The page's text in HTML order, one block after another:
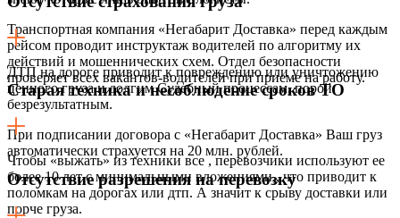
Транспортная компания «Негабарит Доставка» перед каждым
рейсом проводит инструктаж водителей по алгоритму их
действий и мошеннических схем. Отдел безопасности
проверяет всех вакантов-водителей при приеме на работу.
ДТП на дороге приводит к повреждению или уничтожению
ценного груза и долгим Судебный процессам, порой
безрезультатным.
При подписании договора с «Негабарит Доставка» Ваш груз
автоматически страхуется на 20 млн. рублей.
Старая техника и несоблюдение сроков ТО
Чтобы «выжать» из техники все , перевозчики используют ее
более 10 лет с минимальными вложениями,, что приводит к
поломкам на дорогах или дтп. А значит к срыву доставки или
порче груза.
Отсутствие разрешения на перевозку